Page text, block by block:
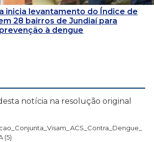
inicia levantamento do Índice de
28 bairros de Jundiaí para
à dengue
notícia na resolução original
(5)